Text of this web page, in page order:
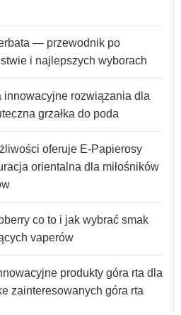
— przewodnik po
i najlepszych wyborach
innowacyjne rozwiązania dla
grzałka do poda
oferuje E-Papierosy
orientalna dla miłośników
co to i jak wybrać smak
vaperów
produkty góra rta dla
zainteresowanych góra rta